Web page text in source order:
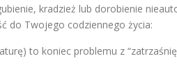
kradzież lub dorobienie
do Twojego codziennego życia:
to koniec problemu z